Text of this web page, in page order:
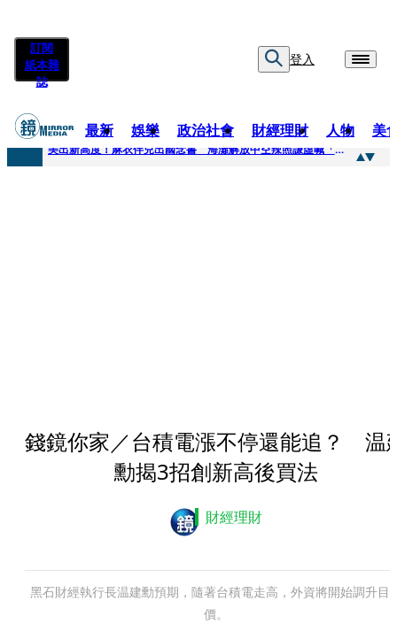
訂閱
紙本雜
誌
登入
最新 娛樂 政治社會 財經理財 人物 美
快訊
美出新高度！麻衣伴兒出國念書 海灘解放中空辣照謙虛喊「我也是學生」
錢鏡你家／台積電漲不停還能追？ 温
勳揭3招創新高後買法
財經理財
黑石財經執行長温建勳預期，隨著台積電走高，外資將開始調升目
價。